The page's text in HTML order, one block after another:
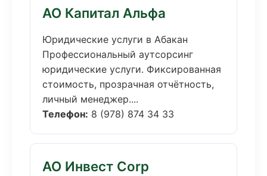
АО Капитал Альфа
Юридические услуги в Абакан
Профессиональный аутсорсинг
юридические услуги. Фиксированная
стоимость, прозрачная отчётность,
личный менеджер....
Телефон: 8 (978) 874 34 33
АО Инвест Corp